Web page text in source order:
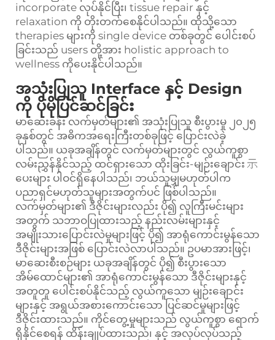
incorporate လုပ်နိုင်ပြီး၊ tissue repair နှင့်
relaxation ကို တိုးတက်စေနိုင်ပါသည်။ ထိုသို့သော
therapies များကို single device တစ်ခုတွင် ပေါင်းစပ်
ခြင်းသည် users တို့အား holistic approach to
wellness ကိုပေးနိုင်ပါသည်။
အသုံးပြုသူ Interface နှင့် Design
ကို ပိုမိုပြင်ဆင်ခြင်း
မာဆေးခန်း လက်မှတ်များ၏ အသုံးပြုသူ စီးပွားမှု ၂၀၂၅
ခုနှစ်တွင် အဓိကအရေးကြီးတစ်ခုဖြင့် ပြောင်းလဲခဲ့
ပါသည်။ ယခုအချိန်တွင် လက်မှတ်များတွင် လွယ်ကူစွာ
လမ်းညွှန်နိုင်သည့် ထင်ရှားသော ထိုးခြင်း-မျဉ်းချောင်း 示
ပေးများ ပါဝင်ရှိနေပါသည်၊ ဘယ်သူမျှမဟုတ်ပါက
ပညာရှင်မဟုတ်သူများအတွက်ပင် ဖြစ်ပါသည်။
လက်မှတ်များ၏ ဒီဇိုင်းများလည်း ပို၍ လူကြီးမင်းများ
အတွက် သဘာဝပြုထားသည့် နည်းလမ်းများနှင့်
အမျိုးသားပြောင်းလဲမှုများဖြင့် ပို၍ အာရုံကောင်းမွန်သော
ဒီဇိုင်းများအဖြစ် ပြောင်းလဲလာပါသည်။ ဥပမာအားဖြင့်၊
မာဆေးစီးစဉ်များ ယခုအချိန်တွင် ပို၍ စီးပွားသော
အိမ်ထောင်များ၏ အာရုံကောင်းမွန်သော ဒီဇိုင်းများနှင့်
အတူတူ ပေါင်းစပ်နိုင်သည့် လွယ်ကူသော မျဉ်းချောင်း
များနှင့် အရွယ်အစားကောင်းသော ပြင်ဆင်မှုများဖြင့်
ဒီဇိုင်းထားသည်။ ကိုင်တွေ့မှုများသည် လွယ်ကူစွာ ရောက်
ရှိနိုင်စေရန် ထိန်းချုပ်ထားသည်၊ နှင့် အလုပ်လုပ်သည့်